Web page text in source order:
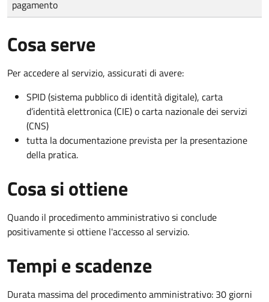
pagamento
Cosa serve
Per accedere al servizio, assicurati di avere:
SPID (sistema pubblico di identità digitale), carta
d’identità elettronica (CIE) o carta nazionale dei servizi
(CNS)
tutta la documentazione prevista per la presentazione
della pratica.
Cosa si ottiene
Quando il procedimento amministrativo si conclude
positivamente si ottiene l'accesso al servizio.
Tempi e scadenze
Durata massima del procedimento amministrativo: 30 giorni